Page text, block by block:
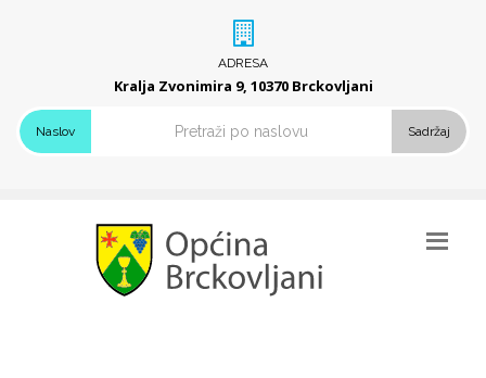
ADRESA
Kralja Zvonimira 9, 10370 Brckovljani
Naslov Sadržaj